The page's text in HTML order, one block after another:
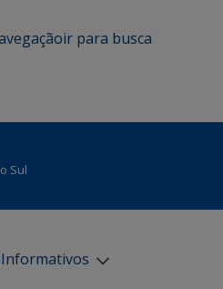
ir para busca
Sul
Informativos